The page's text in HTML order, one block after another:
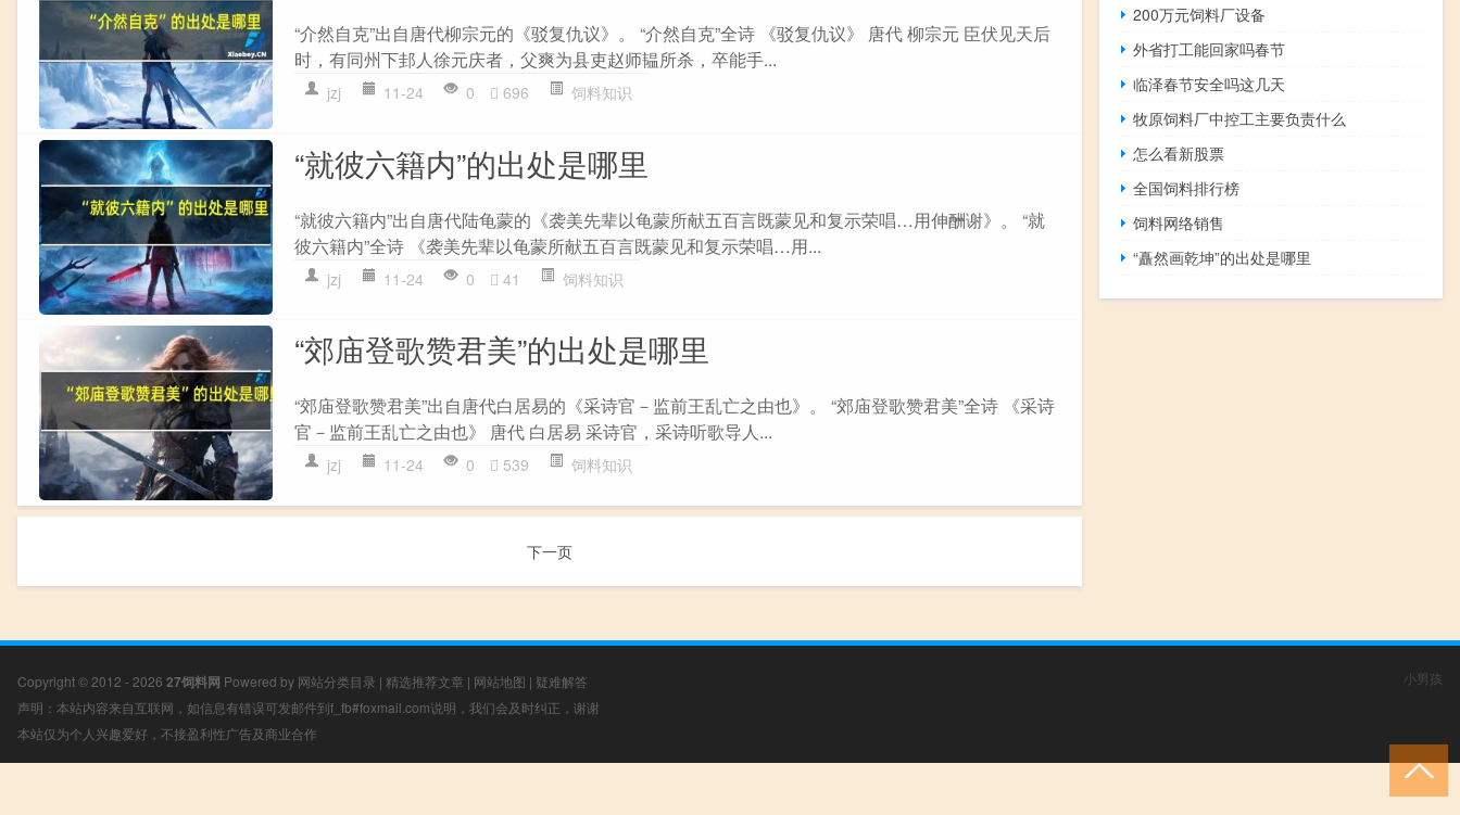
“介然自克”出自唐代柳宗元的《驳复仇议》。 “介然自克”全诗 《驳复仇议》 唐代 柳宗元 臣伏见天后
时，有同州下邽人徐元庆者，父爽为县吏赵师韫所杀，卒能手...
jzj 11-24 0 696 饲料知识
“就彼六籍内”的出处是哪里
“就彼六籍内”出自唐代陆龟蒙的《袭美先辈以龟蒙所献五百言既蒙见和复示荣唱…用伸酬谢》。 “就
彼六籍内”全诗 《袭美先辈以龟蒙所献五百言既蒙见和复示荣唱…用...
jzj 11-24 0 41 饲料知识
“郊庙登歌赞君美”的出处是哪里
“郊庙登歌赞君美”出自唐代白居易的《采诗官－监前王乱亡之由也》。 “郊庙登歌赞君美”全诗 《采诗
官－监前王乱亡之由也》 唐代 白居易 采诗官，采诗听歌导人...
jzj 11-24 0 539 饲料知识
下一页
200万元饲料厂设备
外省打工能回家吗春节
临泽春节安全吗这几天
牧原饲料厂中控工主要负责什么
怎么看新股票
全国饲料排行榜
饲料网络销售
“矗然画乾坤”的出处是哪里
Copyright © 2012 - 2026 27饲料网 Powered by 网站分类目录 | 精选推荐文章 | 网站地图 | 疑难解答
声明：本站内容来自互联网，如信息有错误可发邮件到f_fb#foxmail.com说明，我们会及时纠正，谢谢
本站仅为个人兴趣爱好，不接盈利性广告及商业合作
小男孩